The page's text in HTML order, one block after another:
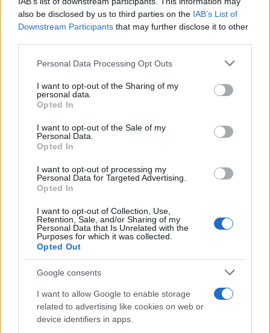
also be disclosed by us to third parties on the IAB’s List of
Downstream Participants that may further disclose it to other
Please note that this website/app uses one or more Google
not limited to your visit or usage behaviour. You may click to
grant or deny consent to Google and its third-party tags to
use your data for below specified purposes in below Google
consent section.
Personal Data Processing Opt Outs
I want to opt-out of the Sharing of my
personal data.
Opted In
I want to opt-out of the Sale of my
Personal Data.
Opted In
I want to opt-out of processing my
Personal Data for Targeted Advertising.
Opted In
I want to opt-out of Collection, Use,
Retention, Sale, and/or Sharing of my
Personal Data that Is Unrelated with the
Purposes for which it was collected.
Opted Out
Google consents
I want to allow Google to enable storage
related to advertising like cookies on web or
device identifiers in apps.
monitorizar. Esto puede incluir métricas como el
CTR, la tasa de conversión y elcosto por
adquisición. Con estos indicadores bien definidos,
las empresas pueden realizar ajustes continuos en
Además, las pruebas A/B son una herramienta
valiosa para evaluar qué estrategias resultan más
efectivas y ajustar las tácticas en consecuencia.
Por último, la
herramientas de análisis y en la interpretación de
datos es esencial. Esto asegura que todos en la
organización estén alineados y puedan contribuir
de manera efectiva a la estrategia general. ¿No
crees que contar con un equipo capacitado marca
AUTOR
Staff